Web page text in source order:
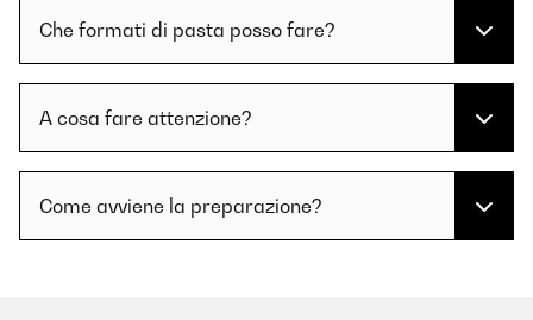
Che formati di pasta posso fare?
A cosa fare attenzione?
Come avviene la preparazione?